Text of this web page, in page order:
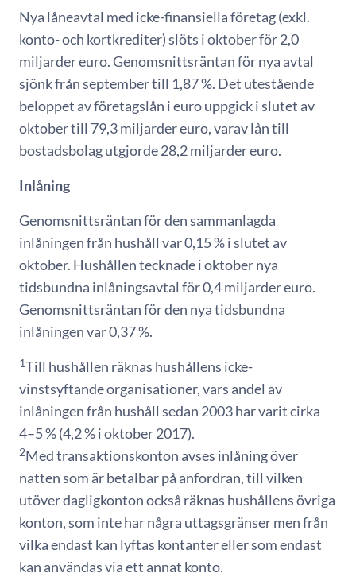
Nya låneavtal med icke-finansiella företag (exkl.
konto- och kortkrediter) slöts i oktober för 2,0
miljarder euro. Genomsnittsräntan för nya avtal
sjönk från september till 1,87 %. Det utestående
beloppet av företagslån i euro uppgick i slutet av
oktober till 79,3 miljarder euro, varav lån till
bostadsbolag utgjorde 28,2 miljarder euro.
Inlåning
Genomsnittsräntan för den sammanlagda
inlåningen från hushåll var 0,15 % i slutet av
oktober. Hushållen tecknade i oktober nya
tidsbundna inlåningsavtal för 0,4 miljarder euro.
Genomsnittsräntan för den nya tidsbundna
inlåningen var 0,37 %.
1Till hushållen räknas hushållens icke-
vinstsyftande organisationer, vars andel av
inlåningen från hushåll sedan 2003 har varit cirka
4–5 % (4,2 % i oktober 2017).
2Med transaktionskonton avses inlåning över
natten som är betalbar på anfordran, till vilken
utöver dagligkonton också räknas hushållens övriga
konton, som inte har några uttagsgränser men från
vilka endast kan lyftas kontanter eller som endast
kan användas via ett annat konto.